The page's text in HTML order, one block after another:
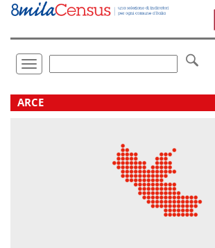
Vai
direttamente
Toggle
navigation
.
ARCE